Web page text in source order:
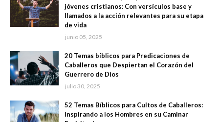
jóvenes cristianos: Con versículos base y
llamados a la acción relevantes para su etapa
de vida
junio 05, 2025
20 Temas bíblicos para Predicaciones de
Caballeros que Despiertan el Corazón del
Guerrero de Dios
julio 30, 2025
52 Temas Bíblicos para Cultos de Caballeros:
Inspirando a los Hombres en su Caminar